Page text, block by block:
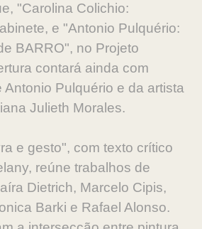
"Carolina Colichio:
e "Antonio Pulquério:
BARRO", no Projeto
contará ainda com
Antonio Pulquério e da artista
Julieth Morales.
e gesto", com texto crítico
reúne trabalhos de
Dietrich, Marcelo Cipis,
Barki e Rafael Alonso.